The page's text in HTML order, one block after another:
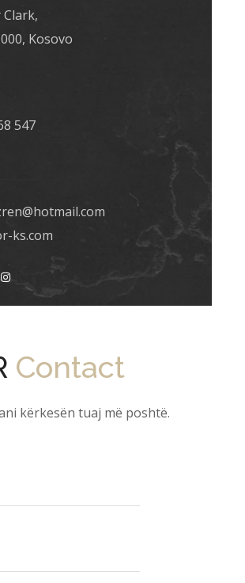
Clark,
Kosovo
547
ks.com
Contact
kërkesën tuaj më poshtë.